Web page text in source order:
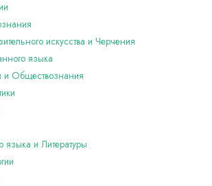
искусства и Черчения
языка
и Обществознания
языка и Литературы